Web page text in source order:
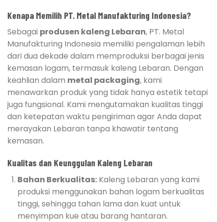
Kenapa Memilih PT. Metal Manufakturing Indonesia?
Sebagai produsen kaleng Lebaran, PT. Metal
Manufakturing Indonesia memiliki pengalaman lebih
dari dua dekade dalam memproduksi berbagai jenis
kemasan logam, termasuk kaleng Lebaran. Dengan
keahlian dalam metal packaging, kami
menawarkan produk yang tidak hanya estetik tetapi
juga fungsional. Kami mengutamakan kualitas tinggi
dan ketepatan waktu pengiriman agar Anda dapat
merayakan Lebaran tanpa khawatir tentang
kemasan.
Kualitas dan Keunggulan Kaleng Lebaran
Bahan Berkualitas:Kaleng Lebaran yang kami
produksi menggunakan bahan logam berkualitas
tinggi, sehingga tahan lama dan kuat untuk
menyimpan kue atau barang hantaran.